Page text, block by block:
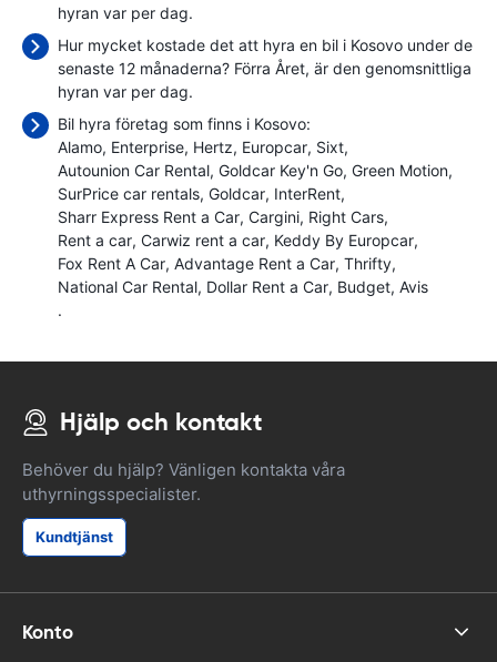
hyran var per dag.
Hur mycket kostade det att hyra en bil i Kosovo under de
senaste 12 månaderna? Förra Året, är den genomsnittliga
hyran var per dag.
Bil hyra företag som finns i Kosovo:
Alamo Enterprise Hertz Europcar Sixt
Autounion Car Rental Goldcar Key'n Go Green Motion
SurPrice car rentals Goldcar InterRent
Sharr Express Rent a Car Cargini Right Cars
Rent a car Carwiz rent a car Keddy By Europcar
Fox Rent A Car Advantage Rent a Car Thrifty
National Car Rental Dollar Rent a Car Budget Avis
.
Hjälp och kontakt
Behöver du hjälp? Vänligen kontakta våra
uthyrningsspecialister.
Kundtjänst
Konto